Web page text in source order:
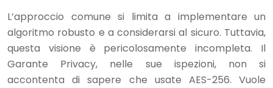
L’approccio comune si limita a implementare un
algoritmo robusto e a considerarsi al sicuro. Tuttavia,
questa visione è pericolosamente incompleta. Il
Garante Privacy, nelle sue ispezioni, non si
accontenta di sapere che usate AES-256. Vuole